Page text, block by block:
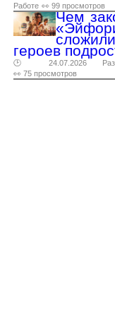
Работе 👀 99 просмотров
Чем
героев
🕑 24.07.2026
👀 75 просмотров